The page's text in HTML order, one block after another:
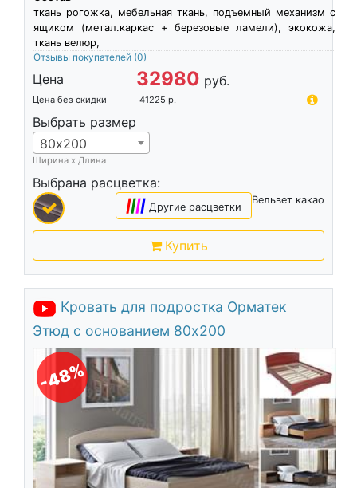
ткань рогожка, мебельная ткань, подъемный механизм с
ящиком (метал.каркас + березовые ламели), экокожа,
ткань велюр,
Отзывы покупателей (0)
Цена 32980 руб.
Цена без скидки 41225 р.
Выбрать размер
80х200
Ширина х Длина
Выбрана расцветка:
Вельвет какао
|||| Другие расцветки
Купить
Кровать для подростка Орматек
Этюд с основанием 80х200
-48%